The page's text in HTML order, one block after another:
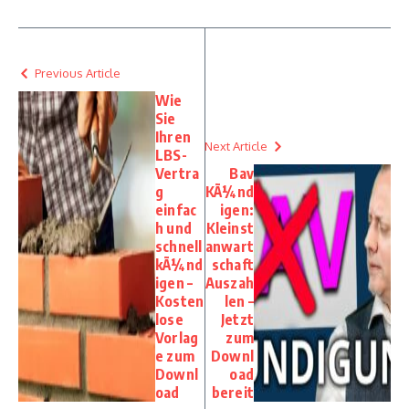
Previous Article
Wie
Sie
Ihren
LBS-
Vertra
g
einfac
h und
schnell
kÃ¼nd
igen –
Kosten
lose
Vorlag
e zum
Downl
oad
Next Article
Bav
KÃ¼nd
igen:
Kleinst
anwart
schaft
Auszah
len –
Jetzt
zum
Downl
oad
bereit